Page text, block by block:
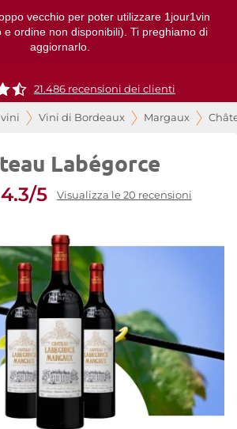
vecchio per poter utilizzare 1jour1vin
e ordine non disponibili). Ti preghiamo di
aggiornarlo.
21.486 recensioni dei clienti
Vini di Bordeaux Margaux
Labégorce
4.3/5 Visualizza le 20 recensioni